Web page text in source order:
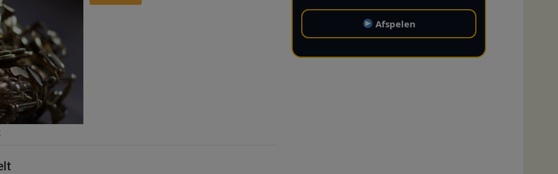
Afspelen